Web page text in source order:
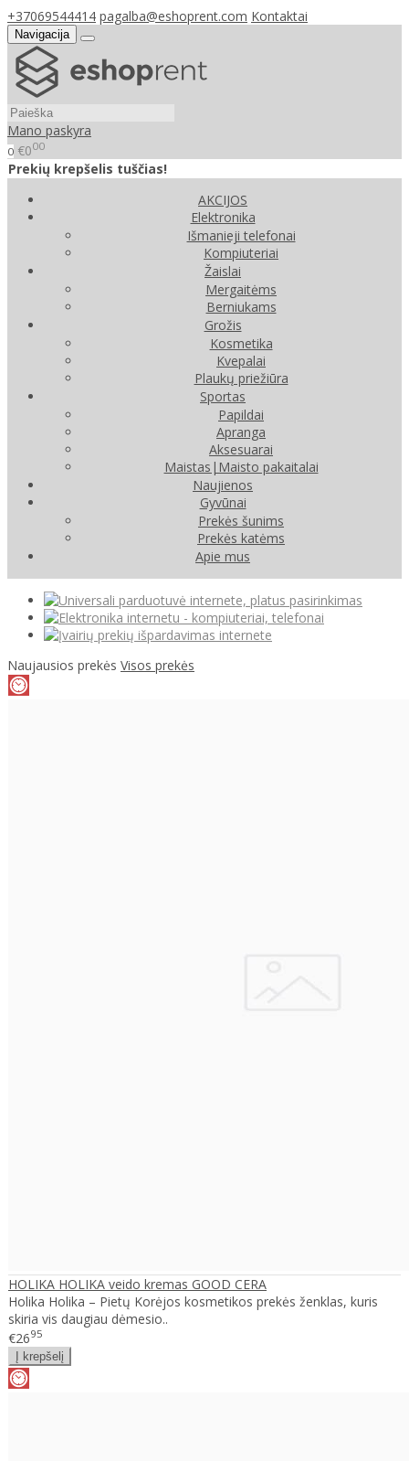
+37069544414 pagalba@eshoprent.com Kontaktai
Navigacija
Mano paskyra
0 €000
Prekių krepšelis tuščias!
AKCIJOS
Elektronika
Išmanieji telefonai
Kompiuteriai
Žaislai
Mergaitėms
Berniukams
Grožis
Kosmetika
Kvepalai
Plaukų priežiūra
Sportas
Papildai
Apranga
Aksesuarai
Maistas|Maisto pakaitalai
Naujienos
Gyvūnai
Prekės šunims
Prekės katėms
Apie mus
Naujausios prekės Visos prekės
HOLIKA HOLIKA veido kremas GOOD CERA
Holika Holika – Pietų Korėjos kosmetikos prekės ženklas, kuris
skiria vis daugiau dėmesio..
€2695